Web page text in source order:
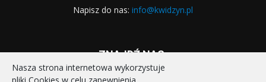
Napisz do nas: info@kwidzyn.pl
ZNAJDŹ NAS:
Nasza strona internetowa wykorzystuje